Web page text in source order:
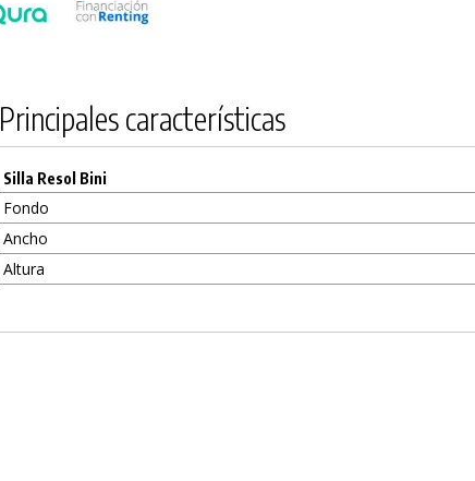
Principales características
Silla Resol Bini
Fondo
Ancho
Altura